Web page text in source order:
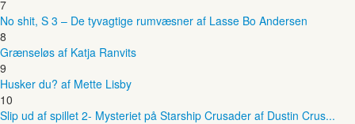
7
No shit, S 3 – De tyvagtige rumvæsner af Lasse Bo Andersen
8
Grænseløs af Katja Ranvits
9
Husker du? af Mette Lisby
10
Slip ud af spillet 2- Mysteriet på Starship Crusader af Dustin Crus...